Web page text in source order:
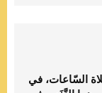
السّاعات، في